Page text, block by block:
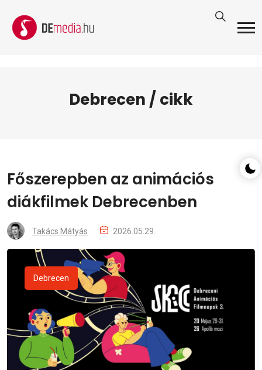
Debrecen / cikk
Főszerepben az animációs
diákfilmek Debrecenben
Takács Mátyás 2026.05.29.
Debrecen